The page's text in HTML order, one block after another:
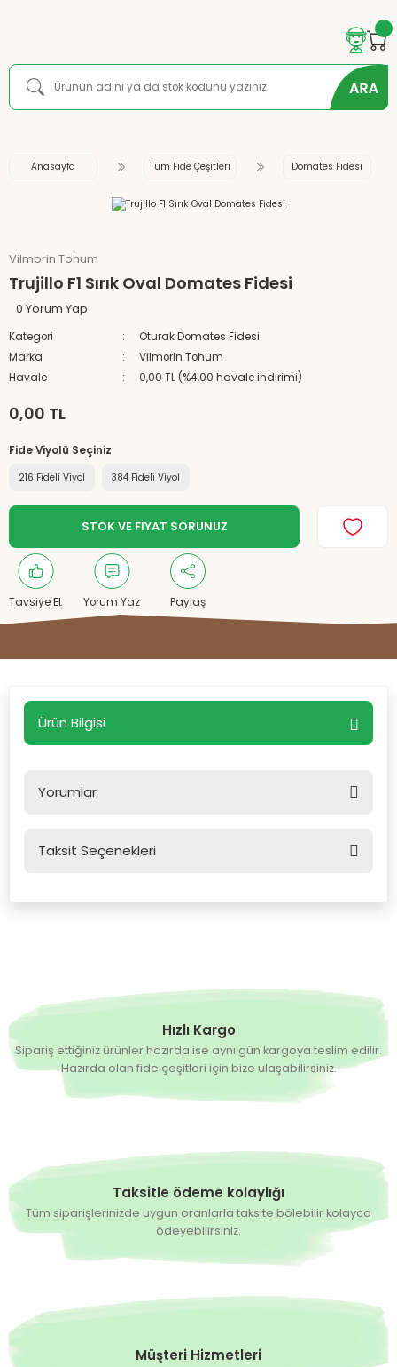
Anasayfa Tüm Fide Çeşitleri Domates Fidesi
Vilmorin Tohum
Trujillo F1 Sırık Oval Domates Fidesi
0 Yorum Yap
Kategori
Oturak Domates Fidesi
Marka
Vilmorin Tohum
Havale
0,00 TL (%4,00 havale indirimi)
0,00 TL
Fide Viyolü Seçiniz
216 Fideli Viyol 384 Fideli Viyol
STOK VE FİYAT SORUNUZ
Tavsiye Et Yorum Yaz Paylaş
Ürün Bilgisi
Yorumlar
Taksit Seçenekleri
Hızlı Kargo
Sipariş ettiğiniz ürünler hazırda ise aynı gün kargoya teslim edilir.
Hazırda olan fide çeşitleri için bize ulaşabilirsiniz.
Taksitle ödeme kolaylığı
Tüm siparişlerinizde uygun oranlarla taksite bölebilir kolayca
ödeyebilirsiniz.
Müşteri Hizmetleri